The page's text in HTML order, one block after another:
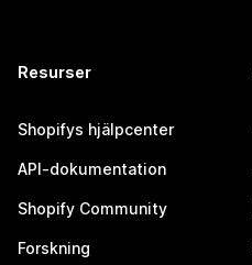
Resurser
Shopifys hjälpcenter
API-dokumentation
Shopify Community
Forskning